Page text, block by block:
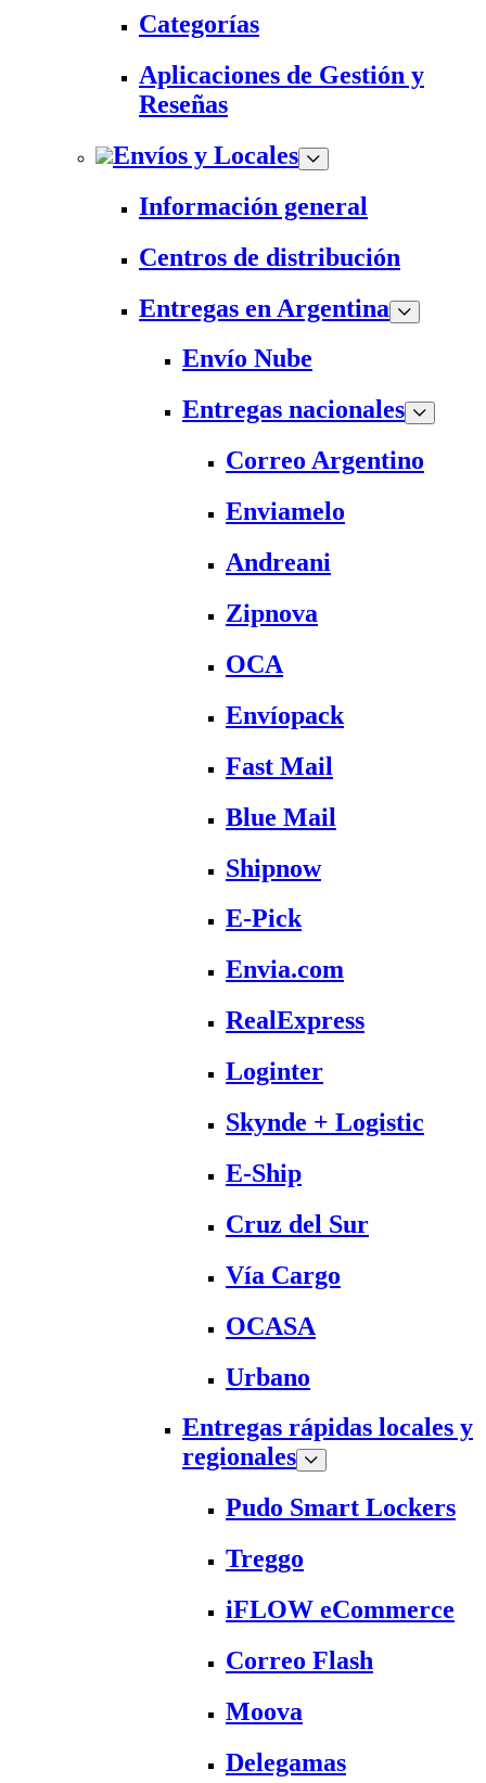
Categorías
Aplicaciones de Gestión y
Reseñas
Envíos y Locales
Información general
Centros de distribución
Entregas en Argentina
Envío Nube
Entregas nacionales
Correo Argentino
Enviamelo
Andreani
Zipnova
OCA
Envíopack
Fast Mail
Blue Mail
Shipnow
E-Pick
Envia.com
RealExpress
Loginter
Skynde + Logistic
E-Ship
Cruz del Sur
Vía Cargo
OCASA
Urbano
Entregas rápidas locales y
regionales
Pudo Smart Lockers
Treggo
iFLOW eCommerce
Correo Flash
Moova
Delegamas